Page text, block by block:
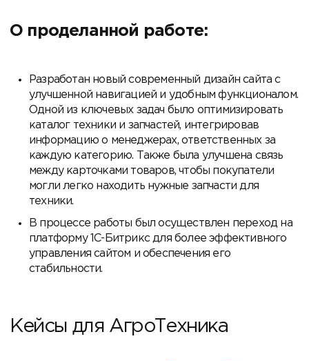
О проделанной работе:
Разработан новый современный дизайн сайта с
улучшенной навигацией и удобным функционалом.
Одной из ключевых задач было оптимизировать
каталог техники и запчастей, интегрировав
информацию о менеджерах, ответственных за
каждую категорию. Также была улучшена связь
между карточками товаров, чтобы покупатели
могли легко находить нужные запчасти для
техники.
В процессе работы был осуществлен переход на
платформу 1С-Битрикс для более эффективного
управления сайтом и обеспечения его
стабильности.
Кейсы для АгроТехника